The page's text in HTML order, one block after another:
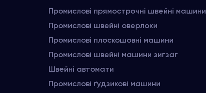
Промислові прямострочні швейні машини
Промислові швейні оверлоки
Промислові плоскошовні машини
Промислові швейні машини зигзаг
Швейні автомати
Промислові ґудзикові машини